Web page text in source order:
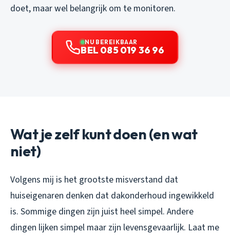
doet, maar wel belangrijk om te monitoren.
NU BEREIKBAAR
BEL 085 019 36 96
Wat je zelf kunt doen (en wat
niet)
Volgens mij is het grootste misverstand dat
huiseigenaren denken dat dakonderhoud ingewikkeld
is. Sommige dingen zijn juist heel simpel. Andere
dingen lijken simpel maar zijn levensgevaarlijk. Laat me